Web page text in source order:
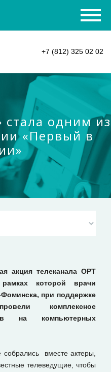
+7 (812) 325 02 02
одним из
«Первый в
акция телеканала ОРТ
которой врачи
при поддержке
комплексное
на компьютерных
вместе актеры,
телеведущие, чтобы